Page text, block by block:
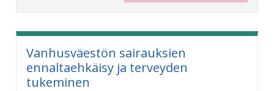
Vanhusväestön sairauksien
ennaltaehkäisy ja terveyden
tukeminen